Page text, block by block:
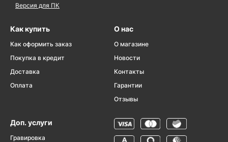
Версия для ПК
Как купить
Как оформить заказ
Покупка в кредит
Доставка
Оплата
О нас
О магазине
Новости
Контакты
Гарантии
Отзывы
Доп. услуги
Гравировка